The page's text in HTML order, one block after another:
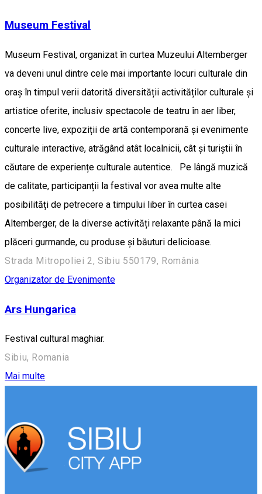
Museum Festival
Museum Festival, organizat în curtea Muzeului Altemberger
va deveni unul dintre cele mai importante locuri culturale din
oraș în timpul verii datorită diversității activităților culturale și
artistice oferite, inclusiv spectacole de teatru în aer liber,
concerte live, expoziții de artă contemporană și evenimente
culturale interactive, atrăgând atât localnicii, cât și turiștii în
căutare de experiențe culturale autentice. Pe lângă muzică
de calitate, participanții la festival vor avea multe alte
posibilități de petrecere a timpului liber în curtea casei
Altemberger, de la diverse activități relaxante până la mici
plăceri gurmande, cu produse și băuturi delicioase.
Strada Mitropoliei 2, Sibiu 550179, România
Organizator de Evenimente
Ars Hungarica
Festival cultural maghiar.
Sibiu, Romania
Mai multe